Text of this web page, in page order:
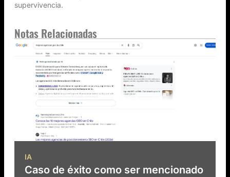
supervivencia.
Notas Relacionadas
IA
Caso de éxito como ser mencionado